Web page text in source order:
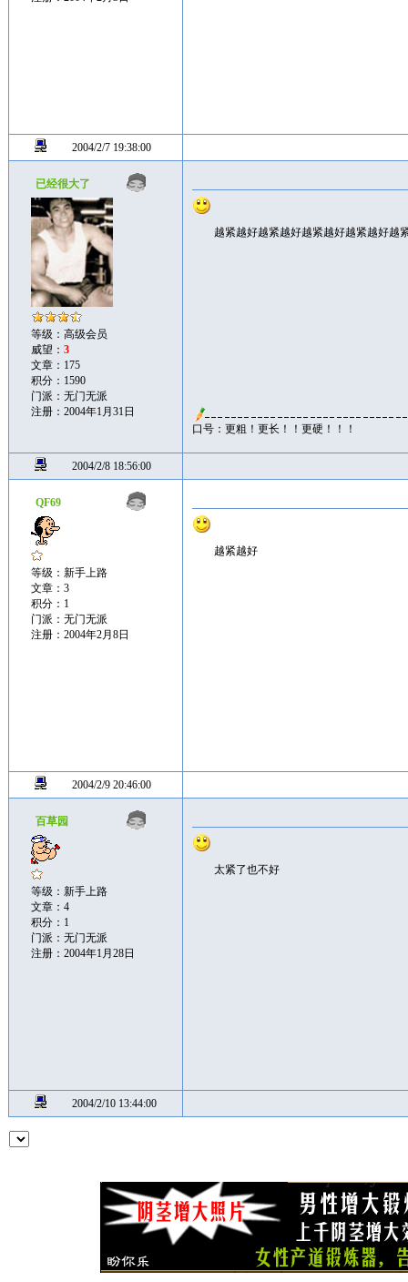
2004/2/7 19:38:00
已经很大了
等级：高级会员
威望： 3
文章：175
积分：1590
门派：无门无派
注册：2004年1月31日
越紧越好越紧越好越紧越好越紧越好越
口号：更粗！更长！！更硬！！！
2004/2/8 18:56:00
QF69
等级：新手上路
文章：3
积分：1
门派：无门无派
注册：2004年2月8日
越紧越好
2004/2/9 20:46:00
百草园
等级：新手上路
文章：4
积分：1
门派：无门无派
注册：2004年1月28日
太紧了也不好
2004/2/10 13:44:00